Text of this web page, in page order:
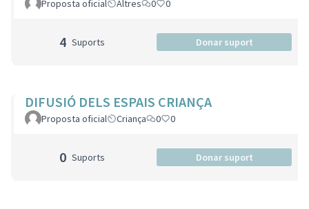
Proposta oficial Altres 0 0
4 Suports Donar suport
DIFUSIÓ DELS ESPAIS CRIANÇA
Proposta oficial Criança 0 0
0 Suports Donar suport